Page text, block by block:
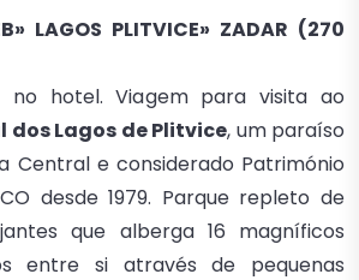
LAGOS PLITVICE» ZADAR (270
no hotel. Viagem para visita ao
dos Lagos de Plitvice, um paraíso
Central e considerado Património
desde 1979. Parque repleto de
que alberga 16 magníficos
entre si através de pequenas